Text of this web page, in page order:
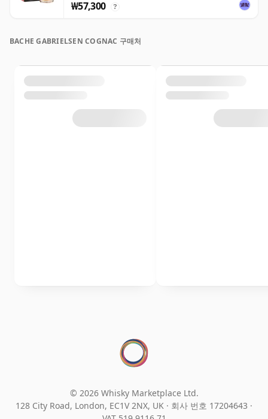
₩57,300 ?
BACHE GABRIELSEN COGNAC 구매처
© 2026 Whisky Marketplace Ltd.
128 City Road, London, EC1V 2NX, UK · 회사 번호 17204643 ·